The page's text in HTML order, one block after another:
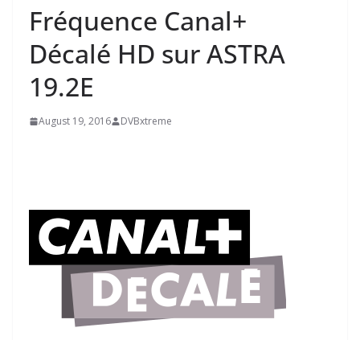
Fréquence Canal+
Décalé HD sur ASTRA
19.2E
August 19, 2016 DVBxtreme